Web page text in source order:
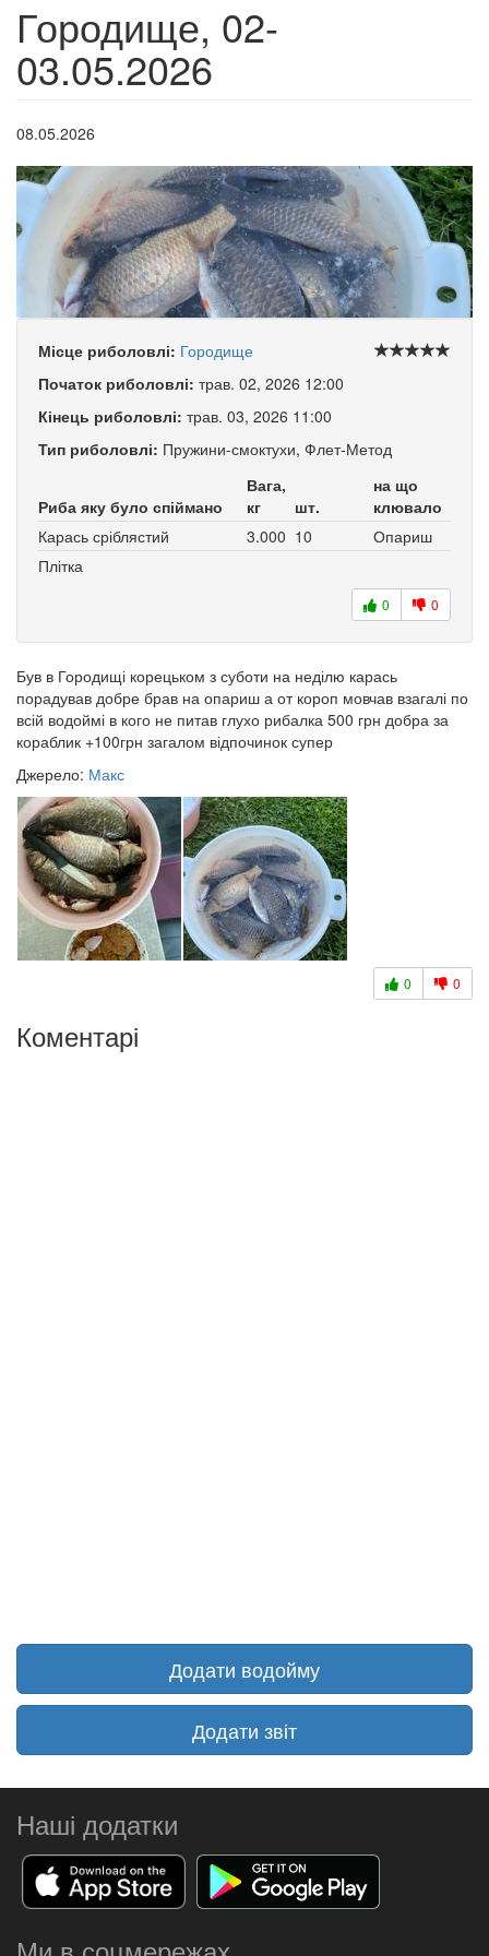
Городище, 02-
03.05.2026
08.05.2026
Місце риболовлі: Городище
Початок риболовлі: трав. 02, 2026 12:00
Кінець риболовлі: трав. 03, 2026 11:00
Тип риболовлі: Пружини-смоктухи, Флет-Метод
Риба яку було спіймано
Вага,
кг
шт.
на що
клювало
Карась сріблястий
3.000 10
Опариш
Плітка
0 0
Був в Городищі корецьком з суботи на неділю карась
порадував добре брав на опариш а от короп мовчав взагалі по
всій водоймі в кого не питав глухо рибалка 500 грн добра за
кораблик +100грн загалом відпочинок супер
Джерело: Макс
0 0
Коментарі
Додати водойму
Додати звіт
Наші додатки